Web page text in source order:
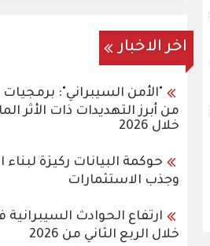
اخر الاخبار
"الأمن السيبراني":
من أبرز التهديدات ذات الأثر
خلال 2026
حوكمة البيانات ركيزة لبناء
وجذب الاستثمارات
خلال الربع الثاني من 2026